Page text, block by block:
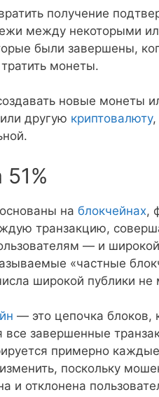
получение
между некоторыми
были завершены,
монеты.
новые монеты
другую криптовалюту,
основаны на блокчейнах,
транзакцию,
— и
«частные
широкой публики
— это цепочка блоков,
завершенные
примерно
поскольку
и отклонена